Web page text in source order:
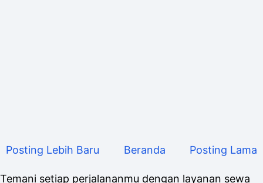
Posting Lebih Baru Posting Lama
Beranda
Temani setiap perjalananmu dengan layanan sewa